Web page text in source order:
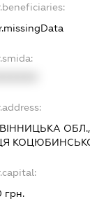
ВІННИЦЬКА
грн.